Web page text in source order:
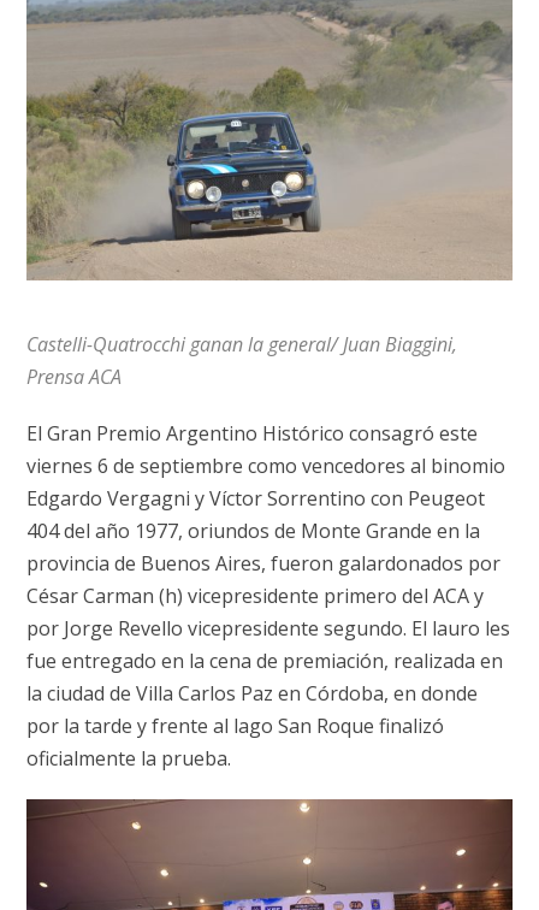
Castelli-Quatrocchi ganan la general/ Juan Biaggini,
Prensa ACA
El Gran Premio Argentino Histórico consagró este
viernes 6 de septiembre como vencedores al binomio
Edgardo Vergagni y Víctor Sorrentino con Peugeot
404 del año 1977, oriundos de Monte Grande en la
provincia de Buenos Aires, fueron galardonados por
César Carman (h) vicepresidente primero del ACA y
por Jorge Revello vicepresidente segundo. El lauro les
fue entregado en la cena de premiación, realizada en
la ciudad de Villa Carlos Paz en Córdoba, en donde
por la tarde y frente al lago San Roque finalizó
oficialmente la prueba.